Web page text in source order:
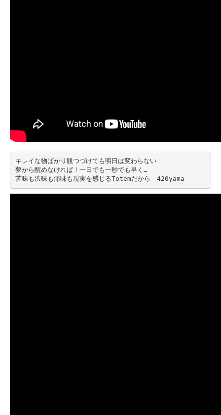
キレイな物ばかり観つづけても明日は変わらない
夢から醒めなければ！一日でも一秒でも早く…
苦味も渋味も痛味も現実を感じるTotemだから　420yama